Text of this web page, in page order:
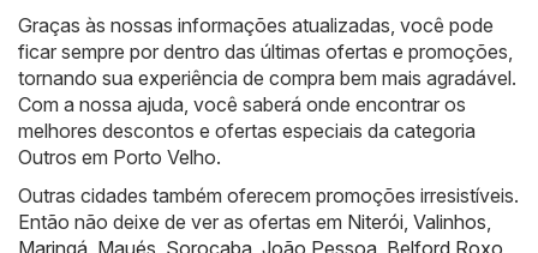
Graças às nossas informações atualizadas, você pode
ficar sempre por dentro das últimas ofertas e promoções,
tornando sua experiência de compra bem mais agradável.
Com a nossa ajuda, você saberá onde encontrar os
melhores descontos e ofertas especiais da categoria
Outros em Porto Velho.
Outras cidades também oferecem promoções irresistíveis.
Então não deixe de ver as ofertas em Niterói Valinhos
Maringá Maués Sorocaba João Pessoa Belford Roxo